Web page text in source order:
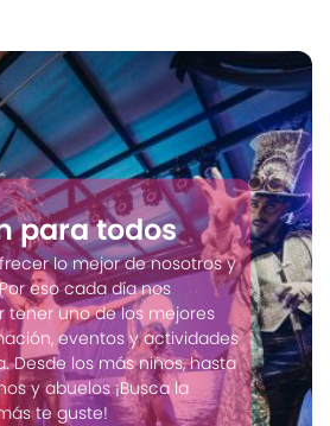
para todos
lo mejor de nosotros y
eso cada día nos
tener uno de los mejores
eventos y actividades
Desde los más niños, hasta
y abuelos ¡Busca la
te guste!